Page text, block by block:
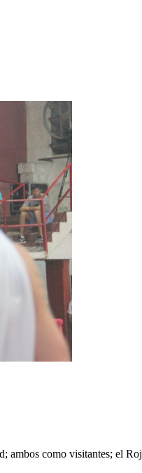
como visitantes; el